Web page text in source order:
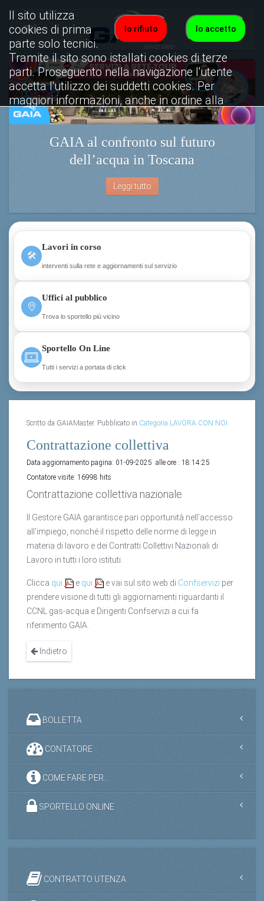
GAIA al confronto sul futuro
dell’acqua in Toscana
Leggi tutto
🛠
Lavori in corso
interventi sulla rete e aggiornamenti sul servizio
Uffici al pubblico
Trova lo sportello più vicino
Sportello On Line
Tutti i servizi a portata di click
Scritto da GAIAMaster. Pubblicato in Categoria LAVORA CON NOI
Contrattazione collettiva
Data aggiornamento pagina: 01-09-2025 alle ore : 18:14:25
Contatore visite: 16998 hits
Contrattazione collettiva nazionale
Il Gestore GAIA garantisce pari opportunità nell’accesso
all’impiego, nonché il rispetto delle norme di legge in
materia di lavoro e dei Contratti Collettivi Nazionali di
Lavoro in tutti i loro istituti.
Clicca qui e qui e vai sul sito web di Confservizi per
prendere visione di tutti gli aggiornamenti riguardanti il
CCNL gas-acqua e Dirigenti Confservizi a cui fa
riferimento GAIA.
Indietro
BOLLETTA
CONTATORE
COME FARE PER...
SPORTELLO ONLINE
CONTRATTO UTENZA
Io accetto
Io rifiuto
Il sito utilizza
cookies di prima
parte solo tecnici.
Tramite il sito sono istallati cookies di terze
parti. Proseguento nella navigazione l'utente
accetta l'utilizzo dei suddetti cookies. Per
maggiori informazioni, anche in ordine alla
disattivazione, è possibile consultare
l'informativa cookies completa.
Visualizza informativa completa.